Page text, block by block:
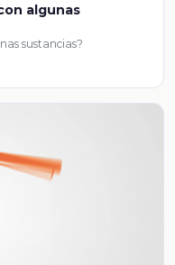
algunas
sustancias?